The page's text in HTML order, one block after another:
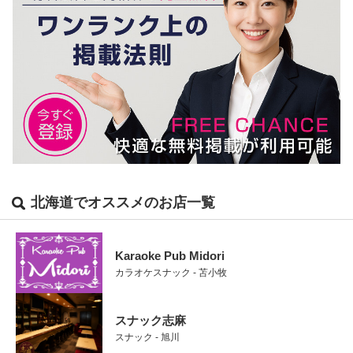
北海道でオススメのお店一覧
Karaoke Pub Midori
カラオケスナック - 苫小牧
スナック志麻
スナック - 旭川